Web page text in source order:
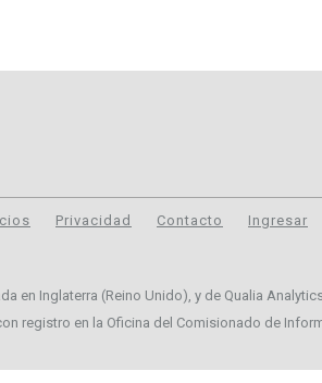
Privacidad Contacto Ingresar
en Inglaterra (Reino Unido), y de Qualia
registro en la Oficina del Comisionado de